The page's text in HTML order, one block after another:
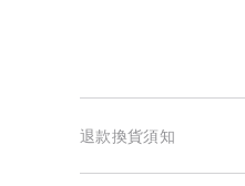
退款換貨須知